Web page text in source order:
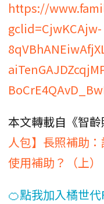
https://
gclid=CjwKCAjw-
本文轉載自《智齡
人包】長照補助
使用補助？（上）
🍊點我加入橘世